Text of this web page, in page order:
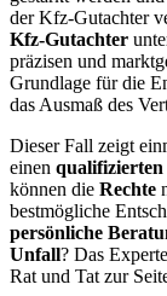
der Kfz-Gutachter
Kfz-Gutachter
präzisen und
Grundlage für die
das Ausmaß des
Dieser Fall zeigt
einen
können die Rechte
bestmögliche
persönliche
Unfall? Das
Rat und Tat zur